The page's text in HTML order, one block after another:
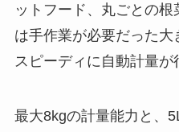
ットフード、丸ごとの
は手作業が必要だった
スピーディに自動計量が
最大8kgの計量能力と、